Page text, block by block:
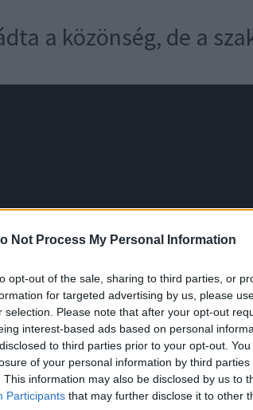
Not Process My Personal Information
opt-out of the sale, sharing to third parties, or
for targeted advertising by us, please
selection. Please note that after your opt-out
interest-based ads based on personal
to third parties prior to your opt-out.
of your personal information by third parties
This information may also be disclosed by us to
Participants that may further disclose it to other
a közönség, de a